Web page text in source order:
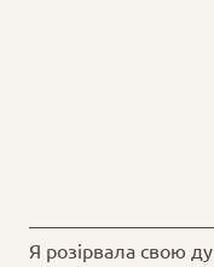
Я розірвала свою